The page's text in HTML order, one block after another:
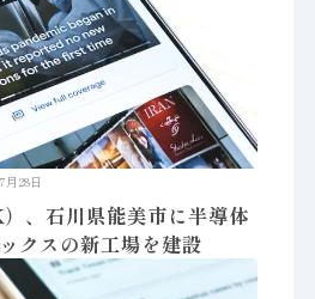
月28日
、石川県能美市に半導体
クスの新工場を建設